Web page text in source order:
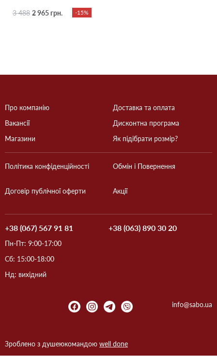
3 488 2 965 грн. -15%
Про компанію
Вакансії
Магазини
Доставка та оплата
Дисконтна програма
Як підібрати розмір?
Політика конфіденційності
Договір публічної оферти
Обмін і Повернення
Акції
+38 (067) 567 91 81 +38 (063) 890 30 20
Пн-Пт: 9:00-17:00
Сб: 15:00-18:00
Нд: вихідний
info@sabo.ua
Зроблено з душеюкомандою well done